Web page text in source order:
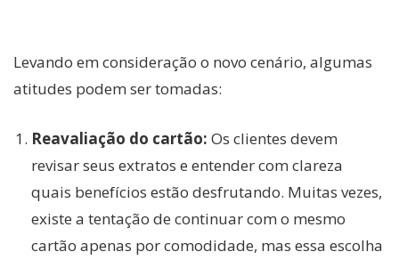
Levando em consideração o novo cenário, algumas
atitudes podem ser tomadas:
Reavaliação do cartão: Os clientes devem
revisar seus extratos e entender com clareza
quais benefícios estão desfrutando. Muitas vezes,
existe a tentação de continuar com o mesmo
cartão apenas por comodidade, mas essa escolha